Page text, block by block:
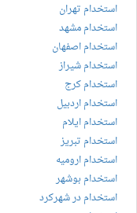
استخدام تهران
استخدام مشهد
استخدام اصفهان
استخدام شیراز
استخدام کرج
استخدام اردبیل
استخدام ایلام
استخدام تبریز
استخدام ارومیه
استخدام بوشهر
استخدام در شهرکرد